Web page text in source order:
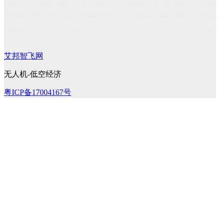
艾邦智飞网
无人机-低空经济
粤ICP备17004167号